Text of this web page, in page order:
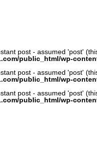
post - assumed 'post'
public_html/wp-
post - assumed 'post'
public_html/wp-
post - assumed 'post'
public_html/wp-